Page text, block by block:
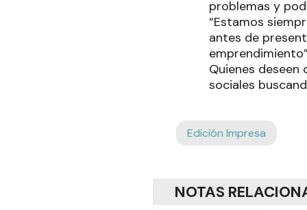
problemas y
“Estamos
antes de
Quienes
sociales
Edición Impresa
NOTAS